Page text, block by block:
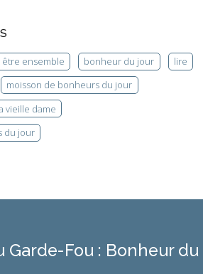
être ensemble bonheur du jour
lire
moisson de bonheurs du jour
vieille dame
du jour
Garde-Fou : Bonheur du